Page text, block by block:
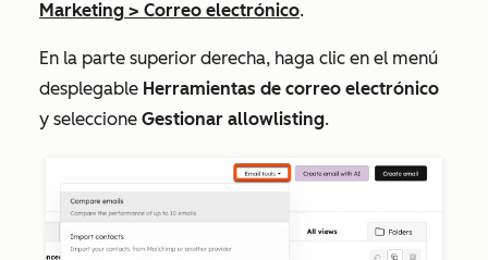
Marketing > Correo electrónico.
En la parte superior derecha, haga clic en el menú
desplegable Herramientas de correo electrónico
y seleccione Gestionar allowlisting.